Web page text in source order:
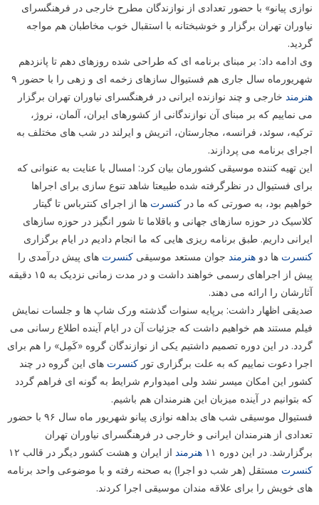
نوازی پیانو» با حضور تعدادی از نوازندگان مطرح خارجی در فرهنگسرای
نیاوران تهران برگزار و خوشبختانه با استقبال خوب مخاطبان هم مواجه
گردید.
وی ادامه داد: بر مبنای برنامه ای که طراحی شده روزهای دهم تا پانزدهم
شهریورماه سال جاری هم فستیوال سازهای زخمه ای و زهی را با حضور ۹
هنرمندخارجی و چند نوازنده ایرانی در فرهنگسرای نیاوران تهران برگزار
می نماییم که بر مبنای آن نوازندگانی از کشورهای ایران، آلمان، نروژ،
ترکیه، سوئد، فرانسه، مجارستان، اتریش و ایرلند در شب های مختلف به
اجرای برنامه می پردازند.
این تهیه کننده موسیقی کشورمان بیان کرد: امسال با عنایت به عنوانی که
برای فستیوال در نظرگرفته شده طبیعتا شاهد تنوع سازی برای اجراها
خواهیم بود، به صورتی که ما در کنسرت ها از اجرای کنترباس تا گیتار
کلاسیک در حوزه سازهای جهانی و باقلاما تا شور انگیز در حوزه سازهای
ایرانی داریم. طبق برنامه ریزی هایی که ما انجام دادیم در ایام برگزاری
کنسرت ها دو هنرمندجوان مستعد موسیقی کنسرت های پیش درآمدی را
پیش از اجراهای رسمی خواهند داشت و در مدت زمانی نزدیک به ۱۵ دقیقه
آثارشان را ارائه می دهند.
صدیقی اظهار داشت: برپایه سنوات گذشته ورک شاپ ها و جلسات نمایش
فیلم مستند هم خواهیم داشت که جزئیات آن در ایام آینده اطلاع رسانی می
گردد. در این دوره تصمیم داشتیم یکی از نوازندگان گروه «کَمِل» را هم برای
اجرا دعوت نماییم که به علت برگزاری تور کنسرت های این گروه در چند
کشور این امکان میسر نشد ولی امیدوارم شرایط به گونه ای فراهم گردد
که بتوانیم در آینده میزبان این هنرمندان هم باشیم.
فستیوال موسیقی شب های بداهه نوازی پیانو شهریور ماه سال ۹۶ با حضور
تعدادی از هنرمندان ایرانی و خارجی در فرهنگسرای نیاوران تهران
برگزارشد. در این دوره ۱۱
هنرمنداز ایران و هشت کشور دیگر در قالب ۱۲
کنسرت مستقل (هر شب دو اجرا) به صحنه رفته و با موضوعی واحد برنامه
های خویش را برای علاقه مندان موسیقی اجرا کردند.